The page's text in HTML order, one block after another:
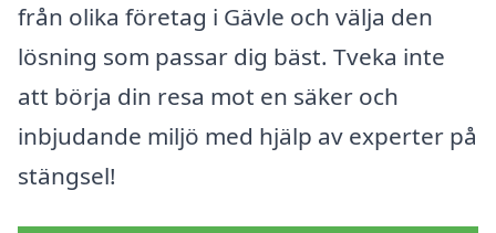
från olika företag i Gävle och välja den
lösning som passar dig bäst. Tveka inte
att börja din resa mot en säker och
inbjudande miljö med hjälp av experter på
stängsel!